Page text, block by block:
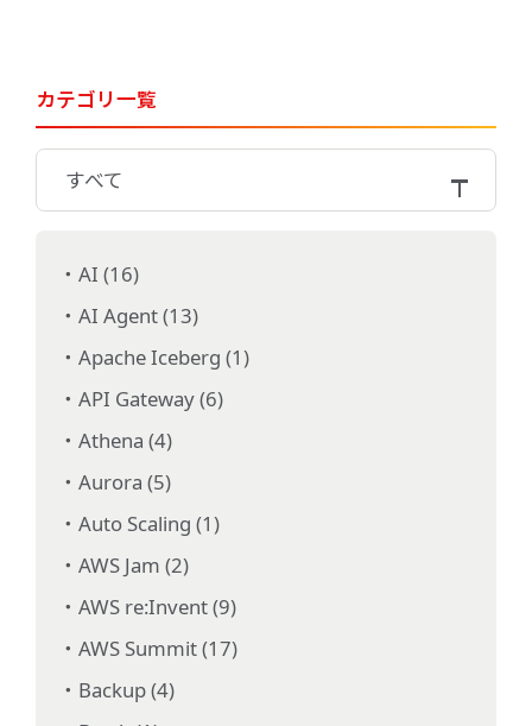
カテゴリ一覧
すべて
AI (16)
AI Agent (13)
Apache Iceberg (1)
API Gateway (6)
Athena (4)
Aurora (5)
Auto Scaling (1)
AWS Jam (2)
AWS re:Invent (9)
AWS Summit (17)
Backup (4)